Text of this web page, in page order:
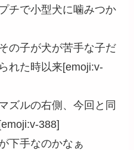
チで小型犬に噛みつか
の子が犬が苦手な子だ
れた時以来[emoji:v-
ズルの右側、今回と同
388]
下手なのかなぁ